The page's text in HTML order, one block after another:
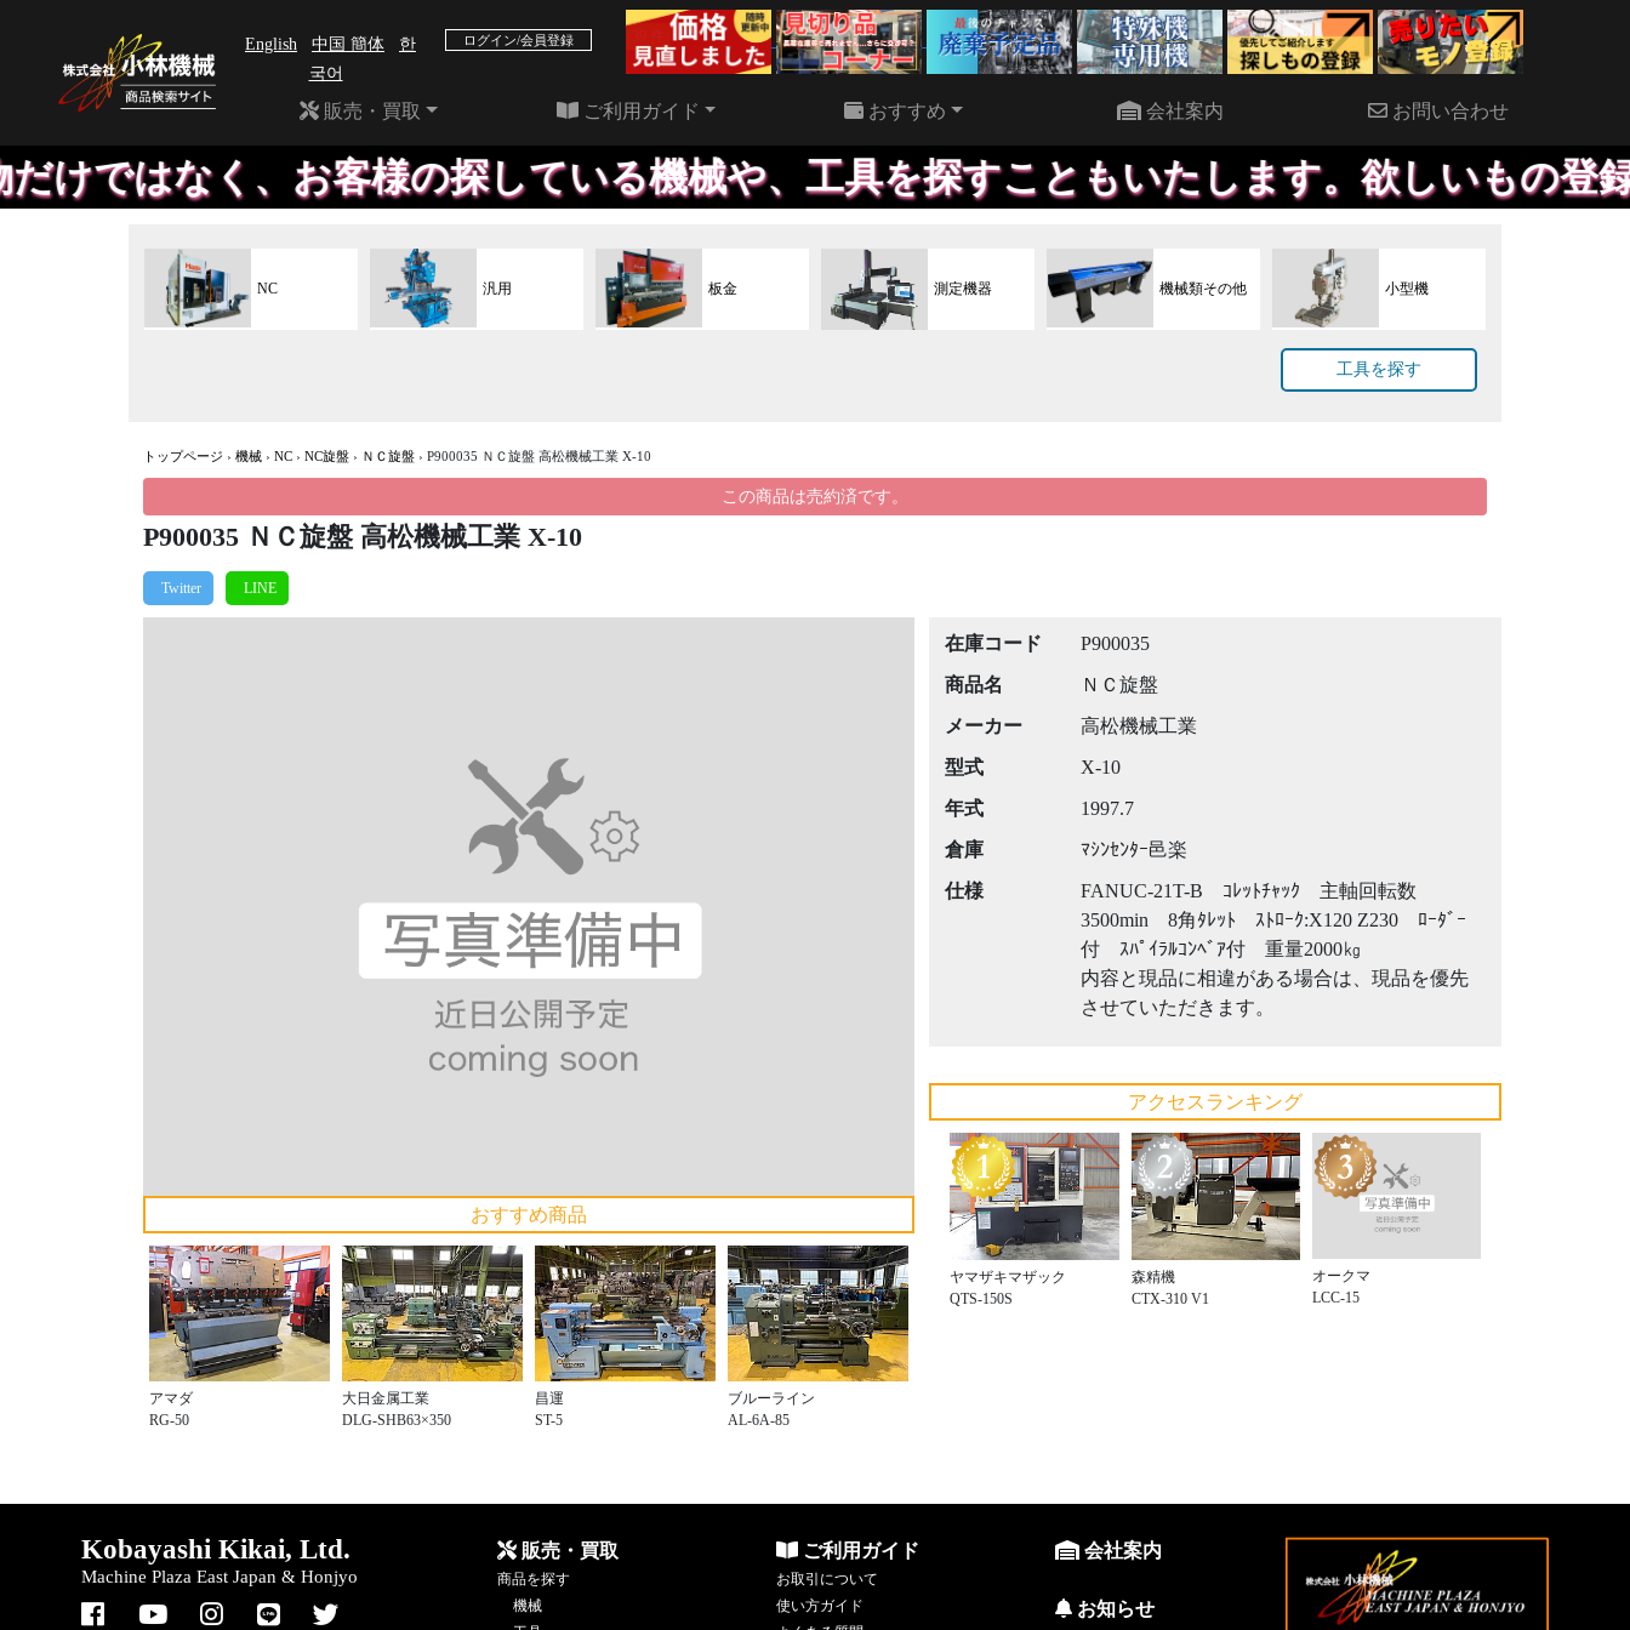
English 中国 簡体
한
국어
ログイン/会員登録 22 件
販売・買取 ご利用ガイド おすすめ 会社案内 お問い合わせ
く、お客様の探している機械や、工具を探すこともいたします。欲しいもの登録してい
NC 汎用 板金 測定機器 機械類その他 小型機
工具を探す
トップページ › 機械 › NC › NC旋盤 › ＮＣ旋盤 › P900035 ＮＣ旋盤 高松機械工業 X-10
この商品は売約済です。
P900035 ＮＣ旋盤 高松機械工業 X-10
おすすめ商品
アマダ
RG-50
大日金属工業
DLG-SHB63×350
昌運
ST-5
ブルーライン
AL-6A-85
在庫コード
P900035
商品名
ＮＣ旋盤
メーカー
高松機械工業
型式
X-10
年式
1997.7
倉庫
ﾏｼﾝｾﾝﾀｰ邑楽
仕様
FANUC-21T-B ｺﾚｯﾄﾁｬｯｸ 主軸回転数
3500min 8角ﾀﾚｯﾄ ｽﾄﾛｰｸ:X120 Z230 ﾛｰﾀﾞｰ
付 ｽﾊﾟｲﾗﾙｺﾝﾍﾞｱ付 重量2000㎏
内容と現品に相違がある場合は、現品を優先
させていただきます。
アクセスランキング
ヤマザキマザック
QTS-150S
森精機
CTX-310 V1
オークマ
LCC-15
Kobayashi Kikai, Ltd.
Machine Plaza East Japan & Honjyo
販売・買取
商品を探す
機械
ご利用ガイド
お取引について
使い方ガイド
会社案内
お知らせ